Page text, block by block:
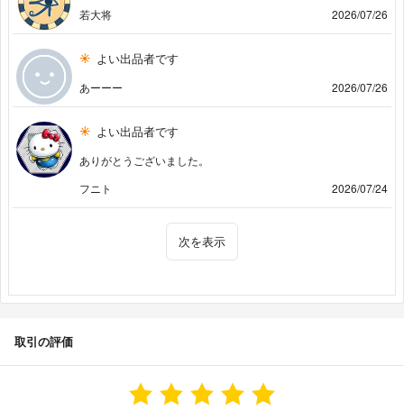
若大将 2026/07/26
よい出品者です
あーーー 2026/07/26
よい出品者です
ありがとうございました。
フニト
2026/07/24
次を表示
取引の評価